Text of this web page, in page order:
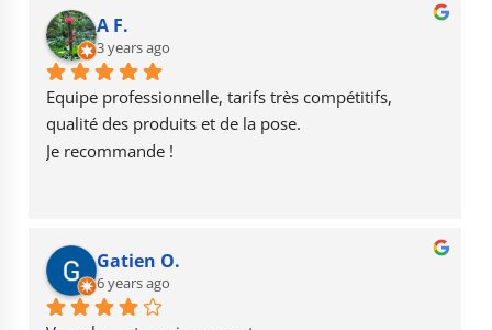
b
o
o
k
r
a
m
b
e
A F.
3 years ago
Equipe professionnelle, tarifs très compétitifs,
qualité des produits et de la pose.
Je recommande !
Gatien O.
6 years ago